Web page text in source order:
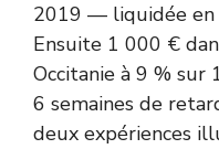
2019 — liquidée
Ensuite 1 000 €
Occitanie à 9 %
6 semaines de
deux expériences